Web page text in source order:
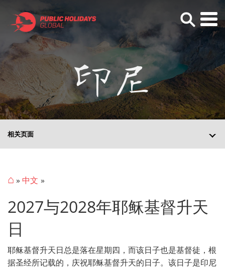
印尼
相关页面
⌂ » 中文
2027与2028年耶稣基督升天
日
耶稣基督升天日总是落在星期四，而该日子也是基督徒，根
据圣经所记载的，庆祝耶稣基督升天的日子。该日子是印尼